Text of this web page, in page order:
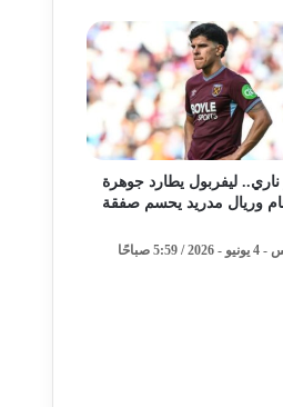
ناري.. ليفربول يطارد جوهرة
وريال مدريد يحسم صفقة
5:59 صباحًا